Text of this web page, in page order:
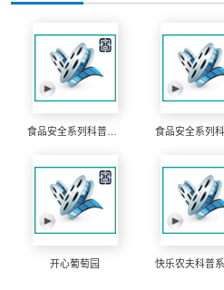
开心葡萄园